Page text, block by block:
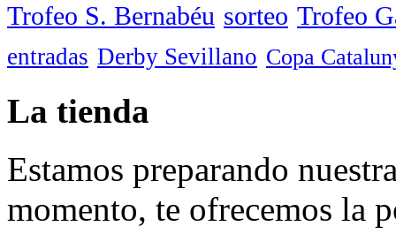
Trofeo S. Bernabéu sorteo Trofeo
entradas Derby Sevillano Copa
La tienda
Estamos preparando
momento, te ofrecemos la